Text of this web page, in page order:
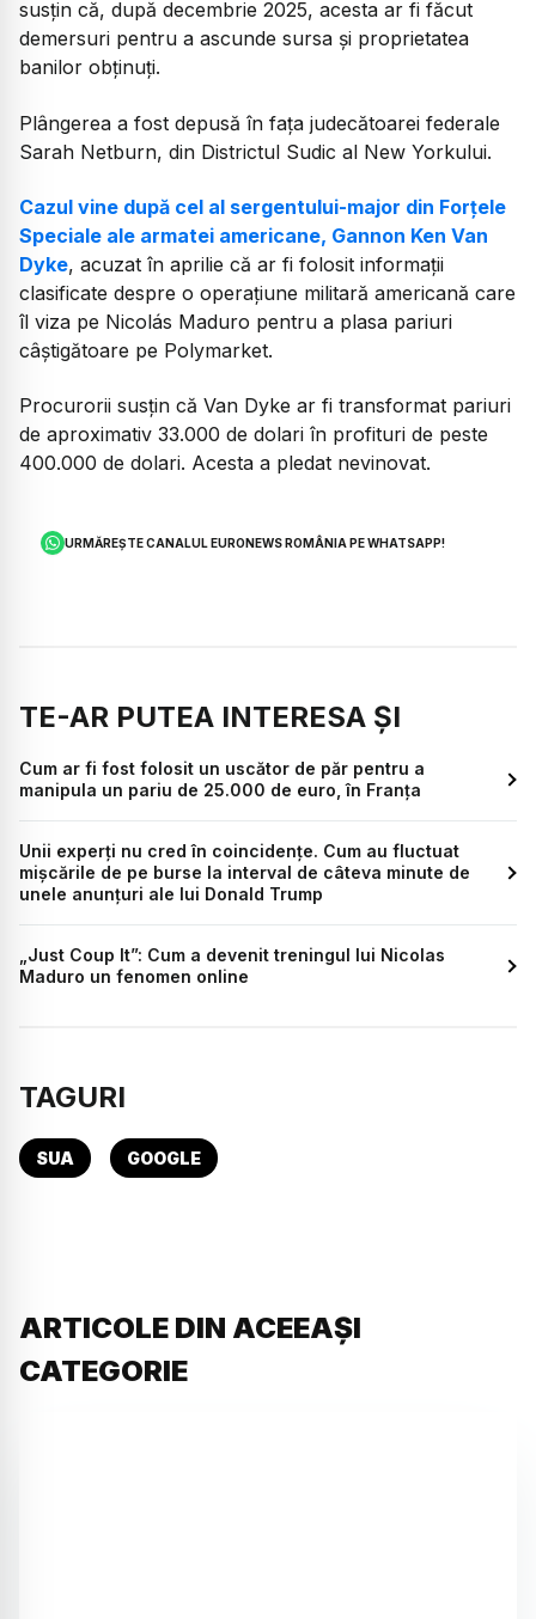
susțin că, după decembrie 2025, acesta ar fi făcut
demersuri pentru a ascunde sursa și proprietatea
banilor obținuți.
Plângerea a fost depusă în fața judecătoarei federale
Sarah Netburn, din Districtul Sudic al New Yorkului.
Cazul vine după cel al sergentului-major din Forțele
Speciale ale armatei americane, Gannon Ken Van
Dyke, acuzat în aprilie că ar fi folosit informații
clasificate despre o operațiune militară americană care
îl viza pe Nicolás Maduro pentru a plasa pariuri
câștigătoare pe Polymarket.
Procurorii susțin că Van Dyke ar fi transformat pariuri
de aproximativ 33.000 de dolari în profituri de peste
400.000 de dolari. Acesta a pledat nevinovat.
URMĂREȘTE CANALUL EURONEWS ROMÂNIA PE WHATSAPP!
TE-AR PUTEA INTERESA ȘI
Cum ar fi fost folosit un uscător de păr pentru a
manipula un pariu de 25.000 de euro, în Franța
Unii experți nu cred în coincidențe. Cum au fluctuat
mișcările de pe burse la interval de câteva minute de
unele anunțuri ale lui Donald Trump
„Just Coup It”: Cum a devenit treningul lui Nicolas
Maduro un fenomen online
TAGURI
SUA GOOGLE
ARTICOLE DIN ACEEAȘI
CATEGORIE